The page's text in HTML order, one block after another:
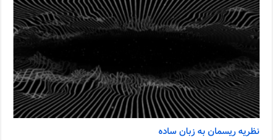
نظریه ریسمان به زبان ساده